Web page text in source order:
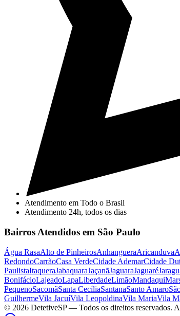
Atendimento em Todo o Brasil
Atendimento 24h, todos os dias
Bairros Atendidos em São Paulo
Água RasaAlto de PinheirosAnhangueraAricanduva
RedondoCarrãoCasa VerdeCidade AdemarCidade
PaulistaItaqueraJabaquaraJaçanãJaguaraJaguaré
BonifácioLajeadoLapaLiberdadeLimãoMandaqui
PequenoSacomãSanta CecíliaSantanaSanto Amaro
GuilhermeVila JacuíVila LeopoldinaVila MariaVila
© 2026 DetetiveSP— Todos os direitos reservados.